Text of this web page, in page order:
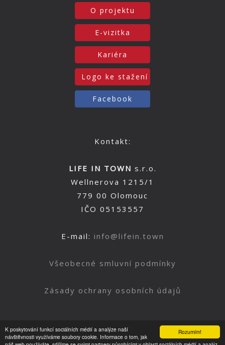
Rozumím!
K poskytování funkcí sociálních médií a analýze naší
návštěvnosti využíváme soubory cookie. Informace o tom, jak
O projektu
E-vizitka
Kariéra
Logo ke stažení
Facebook
Kontakt:
LIFE IN TOWN s.r.o.
Wellnerova 1215/1
779 00 Olomouc
IČO 05153557
E-mail: info@lifein.town
Všeobecné smluvní podmínky
Zásady ochrany osobních údajů
Nahoru